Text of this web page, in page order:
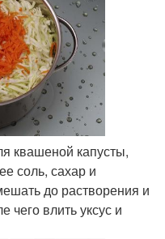
квашеной капусты,
соль, сахар и
до растворения и
чего влить уксус и